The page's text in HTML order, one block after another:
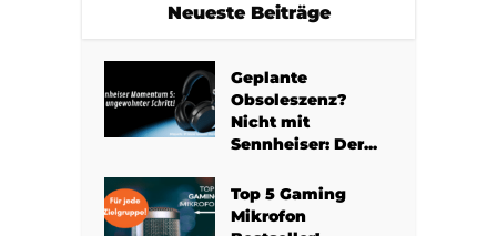
Neueste Beiträge
Geplante
Obsoleszenz?
Nicht mit
Sennheiser: Der...
Top 5 Gaming
Mikrofon